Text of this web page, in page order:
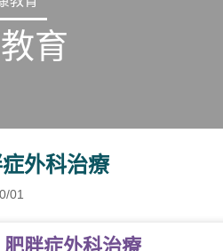
育
外科治療
01
肥胖症外科治療